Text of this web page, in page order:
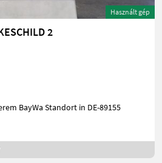
Használt gép
2
BayWa Standort in DE-89155